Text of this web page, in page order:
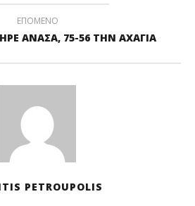
ΕΠΟΜΕΝΟ
ΑΝΑΣΑ, 75-56 ΤΗΝ ΑΧΑΓΙΑ
PETROUPOLIS